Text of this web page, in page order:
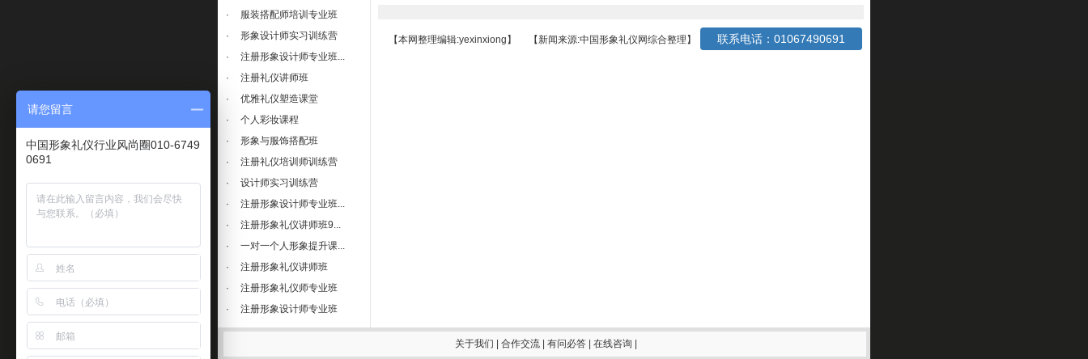
·
服装搭配师培训专业班
·
形象设计师实习训练营
·
注册形象设计师专业班...
·
注册礼仪讲师班
·
优雅礼仪塑造课堂
·
个人彩妆课程
·
形象与服饰搭配班
·
注册礼仪培训师训练营
·
设计师实习训练营
·
注册形象设计师专业班...
·
注册形象礼仪讲师班9...
·
一对一个人形象提升课...
·
注册形象礼仪讲师班
·
注册形象礼仪师专业班
·
注册形象设计师专业班
【本网整理编辑:yexinxiong】 【新闻来源:中国形象礼仪网综合整理】 联系电话：01067490691
关于我们 合作交流 有问必答 在线咨询
请您留言
中国形象礼仪行业风尚圈010-6749
0691